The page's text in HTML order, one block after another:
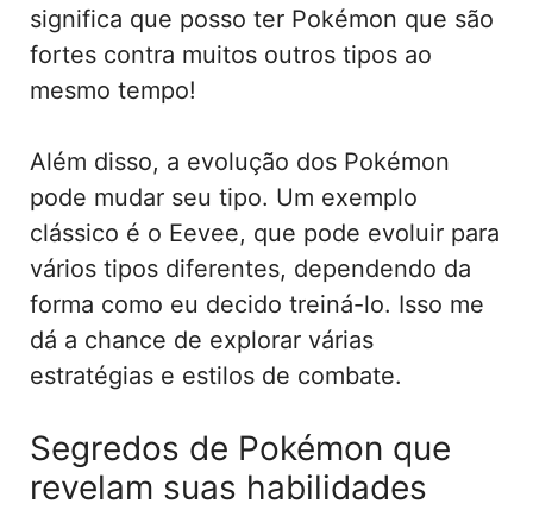
significa que posso ter Pokémon que são
fortes contra muitos outros tipos ao
mesmo tempo!
Além disso, a evolução dos Pokémon
pode mudar seu tipo. Um exemplo
clássico é o Eevee, que pode evoluir para
vários tipos diferentes, dependendo da
forma como eu decido treiná-lo. Isso me
dá a chance de explorar várias
estratégias e estilos de combate.
Segredos de Pokémon que
revelam suas habilidades